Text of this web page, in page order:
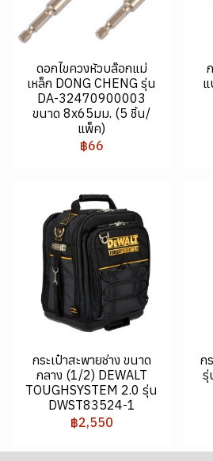
ดอกไขควงหัวบล๊อกแม่
เหล็ก DONG CHENG รุ่น
DA-32470900003
ขนาด 8x65มม. (5 ชิ้น/
แพ็ค)
฿66
แ
กระเป๋าสะพายช่าง ขนาด
กลาง (1/2) DEWALT
TOUGHSYSTEM 2.0 รุ่น
DWST83524-1
฿2,550
ก
รุ่